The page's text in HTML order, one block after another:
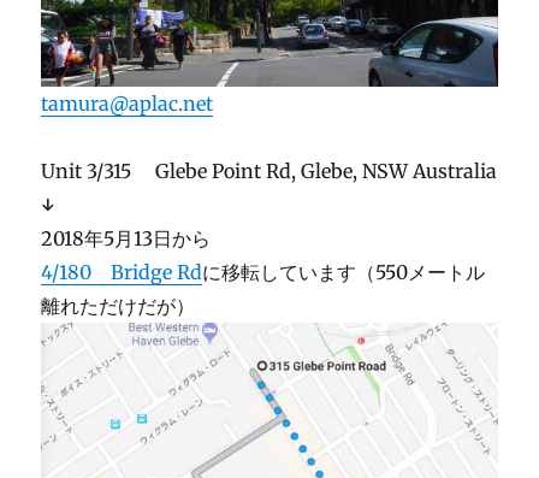
tamura@aplac.net
Unit 3/315 Glebe Point Rd, Glebe, NSW Australia
↓
2018年5月13日から
4/180 Bridge Rdに移転しています（550メートル
離れただけだが）